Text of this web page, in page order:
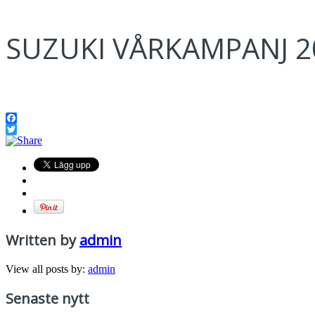
SUZUKI VÅRKAMPANJ
Facebook
Twitter
Written byadmin
View all posts by: admin
Senaste nytt